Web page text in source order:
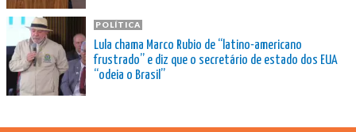
POLÍTICA
Lula chama Marco Rubio de “latino-americano
frustrado” e diz que o secretário de estado dos EUA
“odeia o Brasil”